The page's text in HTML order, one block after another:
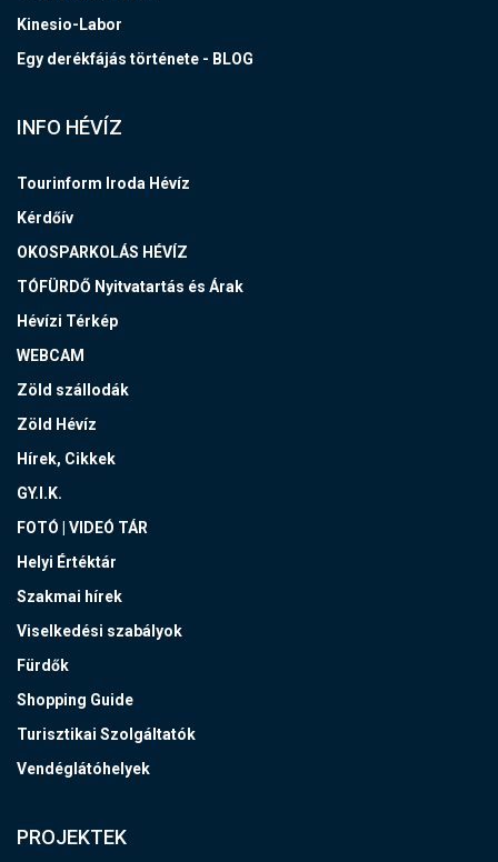
Kinesio-Labor
Egy derékfájás története - BLOG
INFO HÉVÍZ
Tourinform Iroda Hévíz
Kérdőív
OKOSPARKOLÁS HÉVÍZ
TÓFÜRDŐ Nyitvatartás és Árak
Hévízi Térkép
WEBCAM
Zöld szállodák
Zöld Hévíz
Hírek, Cikkek
GY.I.K.
FOTÓ | VIDEÓ TÁR
Helyi Értéktár
Szakmai hírek
Viselkedési szabályok
Fürdők
Shopping Guide
Turisztikai Szolgáltatók
Vendéglátóhelyek
PROJEKTEK